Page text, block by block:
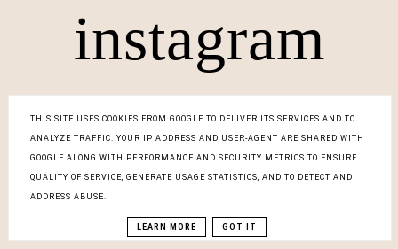
instagram
THIS SITE USES COOKIES FROM GOOGLE TO DELIVER ITS SERVICES AND TO
ANALYZE TRAFFIC. YOUR IP ADDRESS AND USER-AGENT ARE SHARED WITH
GOOGLE ALONG WITH PERFORMANCE AND SECURITY METRICS TO ENSURE
QUALITY OF SERVICE, GENERATE USAGE STATISTICS, AND TO DETECT AND
ADDRESS ABUSE.
LEARN MORE GOT IT